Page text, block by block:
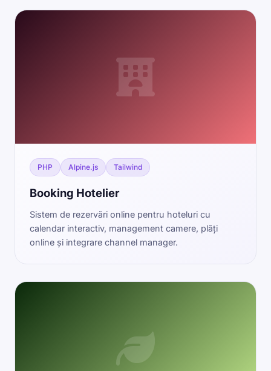
PHP Alpine.js Tailwind
Booking Hotelier
Sistem de rezervări online pentru hoteluri cu
calendar interactiv, management camere, plăți
online și integrare channel manager.